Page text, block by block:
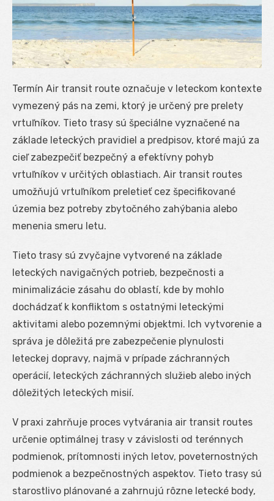
Termín Air transit route označuje v leteckom kontexte
vymezený pás na zemi, ktorý je určený pre prelety
vrtuľníkov. Tieto trasy sú špeciálne vyznačené na
základe leteckých pravidiel a predpisov, ktoré majú za
cieľ zabezpečiť bezpečný a efektívny pohyb
vrtuľníkov v určitých oblastiach. Air transit routes
umožňujú vrtuľníkom preletieť cez špecifikované
územia bez potreby zbytočného zahýbania alebo
menenia smeru letu.
Tieto trasy sú zvyčajne vytvorené na základe
leteckých navigačných potrieb, bezpečnosti a
minimalizácie zásahu do oblastí, kde by mohlo
dochádzať k konfliktom s ostatnými leteckými
aktivitami alebo pozemnými objektmi. Ich vytvorenie a
správa je dôležitá pre zabezpečenie plynulosti
leteckej dopravy, najmä v prípade záchranných
operácií, leteckých záchranných služieb alebo iných
dôležitých leteckých misií.
V praxi zahrňuje proces vytvárania air transit routes
určenie optimálnej trasy v závislosti od terénnych
podmienok, prítomnosti iných letov, poveternostných
podmienok a bezpečnostných aspektov. Tieto trasy sú
starostlivo plánované a zahrnujú rôzne letecké body,